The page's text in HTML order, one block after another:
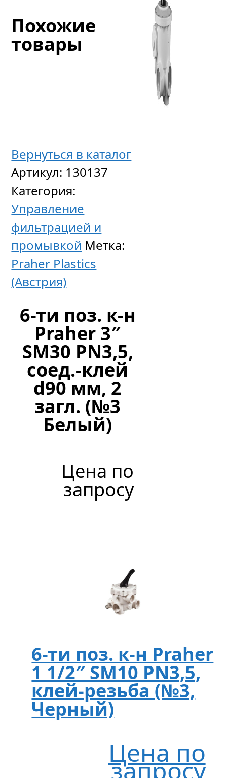
Вернуться в каталог
Артикул: 130137
Категория:
Управление
фильтрацией и
промывкой Метка:
Praher Plastics
(Австрия)
6-ти поз. к-н
Praher 3″
SM30 PN3,5,
соед.-клей
d90 мм, 2
загл. (№3
Белый)
Цена по
запросу
Похожие
товары
6-ти поз. к-н Praher
1 1/2″ SM10 PN3,5,
клей-резьба (№3,
Черный)
Цена по
запросу